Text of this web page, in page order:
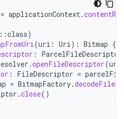
= applicationContext.
::class)
(uri : Uri): Bitmap {
:
ParcelFileDescriptor
.openFileDescriptor(uri
: FileDescriptor =
= BitmapFactory.
.close()